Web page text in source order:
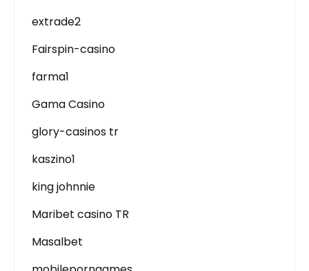
extrade2
Fairspin-casino
farma1
Gama Casino
glory-casinos tr
kaszino1
king johnnie
Maribet casino TR
Masalbet